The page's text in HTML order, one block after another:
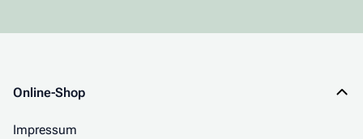
Online-Shop
Impressum